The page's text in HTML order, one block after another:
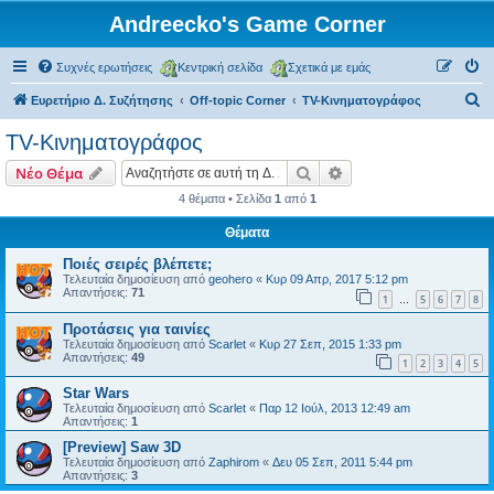
Andreecko's Game Corner
Συχνές ερωτήσεις Κεντρική σελίδα Σχετικά με εμάς
Ευρετήριο Δ. Συζήτησης Off-topic Corner TV-Κινηματογράφος
η
TV-Κινηματογράφος
Νέο Θέμα Αναζήτηση
4 θέματα • Σελίδα 1 από 1
Θέματα
Ποιές σειρές βλέπετε;
Τελευταία δημοσίευση από geohero « Κυρ 09 Απρ, 2017 5:12 pm
Απαντήσεις: 71 1 … 5 6 7 8
Προτάσεις για ταινίες
Τελευταία δημοσίευση από Scarlet « Κυρ 27 Σεπ, 2015 1:33 pm
Απαντήσεις: 49 1 2 3 4 5
Star Wars
Τελευταία δημοσίευση από Scarlet « Παρ 12 Ιούλ, 2013 12:49 am
Απαντήσεις: 1
[Preview] Saw 3D
Τελευταία δημοσίευση από Zaphirom « Δευ 05 Σεπ, 2011 5:44 pm
Απαντήσεις: 3